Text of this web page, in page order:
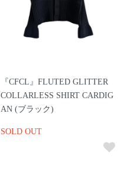
『CFCL』FLUTED GLITTER
COLLARLESS SHIRT CARDIG
AN (ブラック)
SOLD OUT